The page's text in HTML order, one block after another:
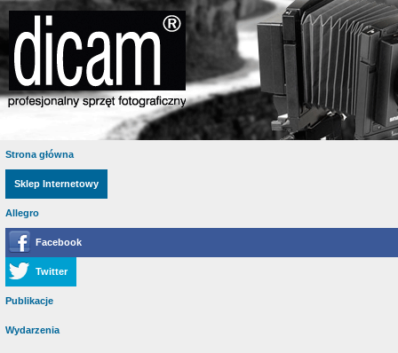
Strona główna
Sklep Internetowy
Allegro
Facebook
Twitter
Publikacje
Wydarzenia